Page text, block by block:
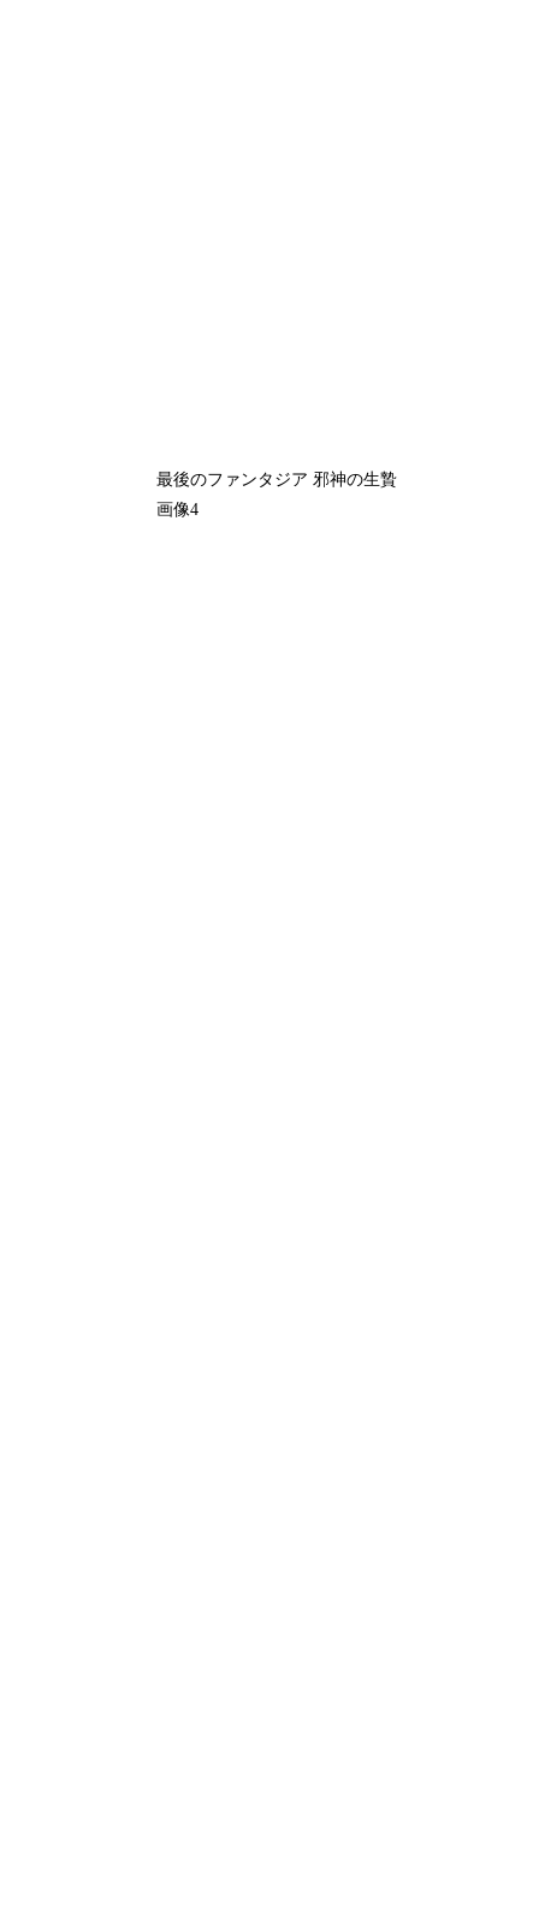
最後のファンタジア 邪神の生贄
画像4